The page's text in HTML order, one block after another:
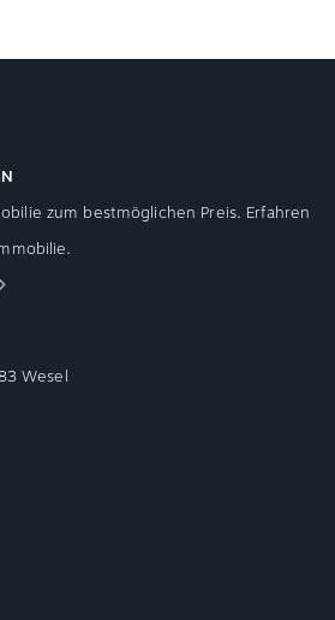
zum bestmöglichen Preis. Erfahren
Wesel